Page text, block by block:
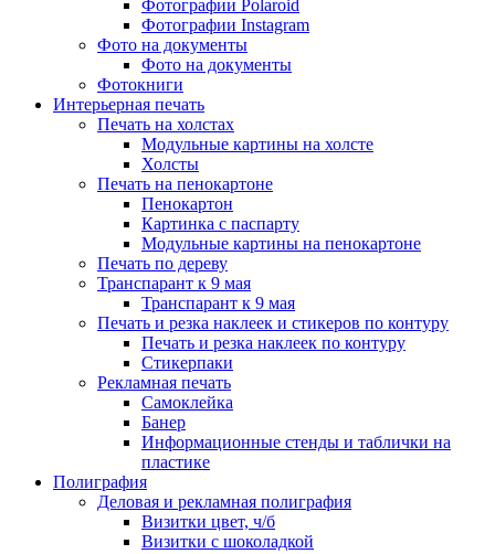
Фотографии Polaroid
Фотографии Instagram
Фото на документы
Фото на документы
Фотокниги
Интерьерная печать
Печать на холстах
Модульные картины на холсте
Холсты
Печать на пенокартоне
Пенокартон
Картинка с паспарту
Модульные картины на пенокартоне
Печать по дереву
Транспарант к 9 мая
Транспарант к 9 мая
Печать и резка наклеек и стикеров по контуру
Печать и резка наклеек по контуру
Стикерпаки
Рекламная печать
Самоклейка
Банер
Информационные стенды и таблички на
пластике
Полиграфия
Деловая и рекламная полиграфия
Визитки цвет, ч/б
Визитки с шоколадкой